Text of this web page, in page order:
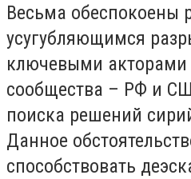
Весьма обеспокоены
усугубляющимся
ключевыми акторами
сообщества – РФ и
поиска решений
Данное
способствовать